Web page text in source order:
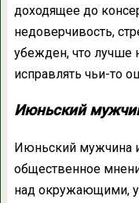
доходящее до
недоверчивость,
убежден, что лучше
исправлять чьи-то
Июньский
Июньский мужчина
общественное
над окружающими,